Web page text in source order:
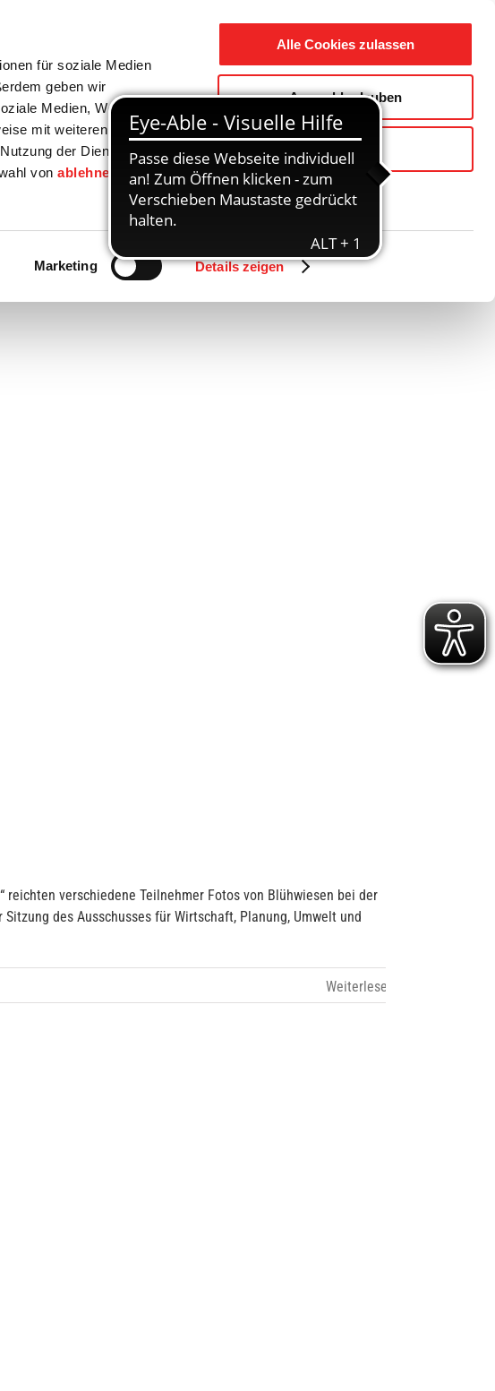
für soziale Medien
geben wir
Medien, Werbung
mit weiteren Daten
der Dienste
vonablehnen
gesetzt.
Marketing Details zeigen
Alle Cookies zulassen
Auswahl erlauben
Ablehnen
Touristik / Freizeit Gemeinde / Geschichte
verschiedene Teilnehmer Fotos von Blühwiesen bei der
des Ausschusses für Wirtschaft, Planung, Umwelt und